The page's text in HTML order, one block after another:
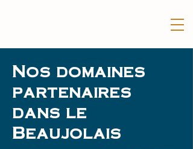
Nos domaines
partenaires
dans le
Beaujolais